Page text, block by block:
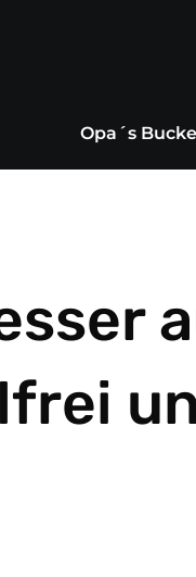
Opa´s